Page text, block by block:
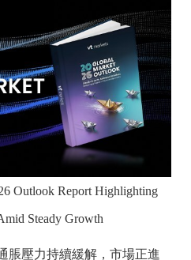
Outlook Report Highlighting
Steady Growth
脹壓力持續緩解，市場正進